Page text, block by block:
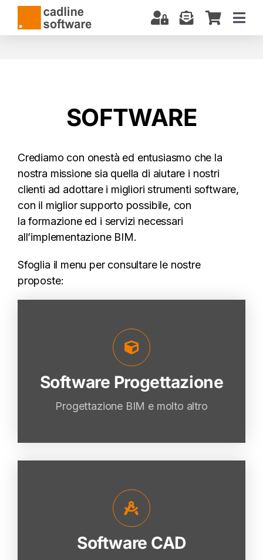
Salta
contenuto
DOWNLOAD
SUPPORTO
SOFTWARE
Crediamo con onestà ed entusiasmo che la
nostra missione sia quella di aiutare i nostri
clienti ad adottare i migliori strumenti software,
con il miglior supporto possibile, con
la formazione ed i servizi necessari
all’implementazione BIM.
Sfoglia il menu per consultare le nostre
proposte:
Software Progettazione
Progettazione BIM e molto altro
Software Progettazione
VAI
Software CAD
Software CAD
VAI